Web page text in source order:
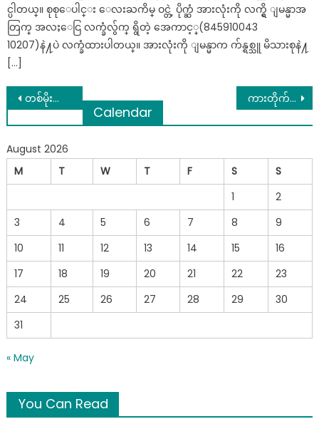
င္ပါတယ္။ စုစုေပါင္း ေလးႀကိမ္ ဝင္တဲ့ ပိုက္ဆံ အားလုံးကို လက္ရွိ ျမန္မာအ
တြက္ အလႈေငြ လက္ခံလွ်က္ ရွိတဲ့ အေကာင့္(845910043
10207)နဲ႔ပဲ လက္ခံထားပါတယ္။ အားလုံးကို ျမန္မာက က်န္ရစ္သူ မိသားစုနဲ႔
[…]
Post
navigation
တစ်မိုးအောက်တွင် နေထိုင်လာသည့် တိုင်းရင်းသားတွေက မမေ့ပျောက်စေဖို့ ပြည်ထောင်စုနေ့ကျင်းပမည်ဖြစ်ကြောင်း စစ်ကောင်စီပြော ကားတိုက်ဒဏ်ရာကြောင့် လွတ်ရာ မပြေးနိူင်ကြ‌လို့ ၃ ယောက်လုံးဖက်ထားကြတာတဲ့ ….
Calendar
August 2026
M
T W T F S
S
1
2
3
4 5 6 7 8
9
10
11 12 13 14 15
16
17
18 19 20 21 22
23
24
25 26 27 28 29
30
31
« May
You Can Read